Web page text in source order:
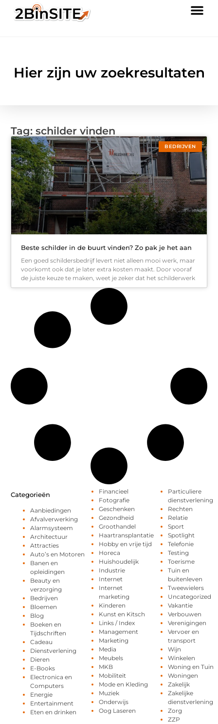
Hier zijn uw zoekresultaten
Tag: schilder vinden
BEDRIJVEN
Beste schilder in de buurt vinden? Zo pak je het aan
Een goed schildersbedrijf levert niet alleen mooi werk, maar
voorkomt ook dat je later extra kosten maakt. Door vooraf
de juiste keuze te maken, weet je zeker dat het schilderwerk
Categorieën
Aanbiedingen
Afvalverwerking
Alarmsysteem
Architectuur
Attracties
Auto’s en Motoren
Banen en
opleidingen
Beauty en
verzorging
Bedrijven
Bloemen
Blog
Boeken en
Tijdschriften
Cadeau
Dienstverlening
Dieren
E-Books
Electronica en
Computers
Energie
Entertainment
Eten en drinken
Financieel
Fotografie
Geschenken
Gezondheid
Groothandel
Haartransplantatie
Hobby en vrije tijd
Horeca
Huishoudelijk
Industrie
Internet
Internet
marketing
Kinderen
Kunst en Kitsch
Links / Index
Management
Marketing
Media
Meubels
MKB
Mobiliteit
Mode en Kleding
Muziek
Onderwijs
Oog Laseren
Particuliere
dienstverlening
Rechten
Relatie
Sport
Spotlight
Telefonie
Testing
Toerisme
Tuin en
buitenleven
Tweewielers
Uncategorized
Vakantie
Verbouwen
Verenigingen
Vervoer en
transport
Wijn
Winkelen
Woning en Tuin
Woningen
Zakelijk
Zakelijke
dienstverlening
Zorg
ZZP